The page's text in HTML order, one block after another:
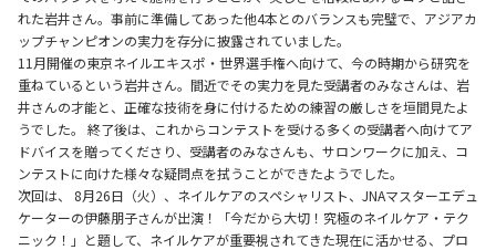
れた岩井さん。事前に準備してあった他4本とのバランスも完璧で、アジアカ
ップチャンピオンの実力を存分に披露されていました。
11月開催の東京ネイルエキスポ・世界選手権へ向けて、今の時期から研究を
重ねているという岩井さん。間近でその実力を見た受講者のみなさんは、岩
井さんの才能と、正確な技術を身に付けるための練習の厳しさを垣間見たよ
うでした。 終了後は、これからコンテストを受ける多くの受講者へ向けてア
ドバイスを贈ってくださり、受講者のみなさんも、サロンワークに加え、コ
ンテストに向けた様々な疑問点を拭うことができたようでした。
次回は、 8月26日（火）、ネイルケアのスペシャリスト、JNAマスターエデュ
ケーターの伊藤朋子さんが出演！「今だから大切！究極のネイルケア・テク
ニック！」と題して、ネイルケアが重要視されてきた現在に活かせる、プロ